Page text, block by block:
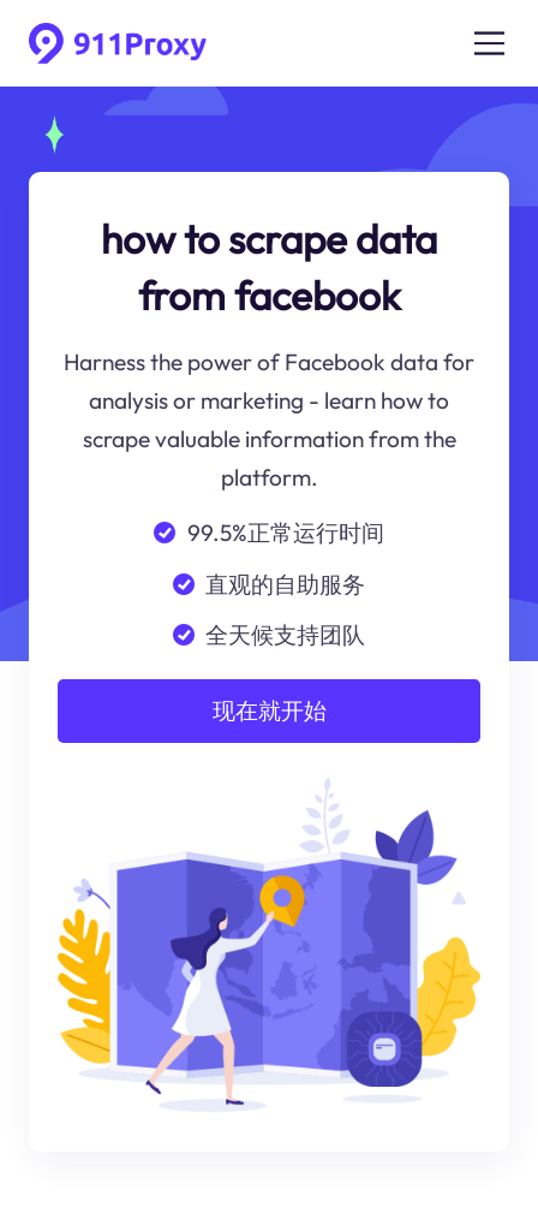
how to scrape data
from facebook
Harness the power of Facebook data for
analysis or marketing - learn how to
scrape valuable information from the
platform.
99.5%正常运行时间
直观的自助服务
全天候支持团队
现在就开始